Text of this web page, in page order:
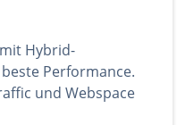
Hybrid-
Performance.
und Webspace